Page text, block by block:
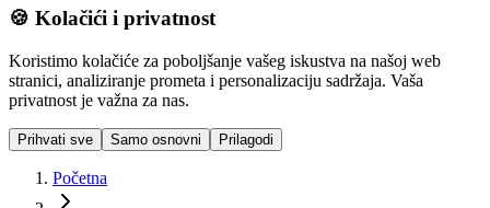
🍪 Kolačići i privatnost
Koristimo kolačiće za poboljšanje vašeg iskustva na našoj web
stranici, analiziranje prometa i personalizaciju sadržaja. Vaša
privatnost je važna za nas.
Prihvati sve Samo osnovni Prilagodi
Početna